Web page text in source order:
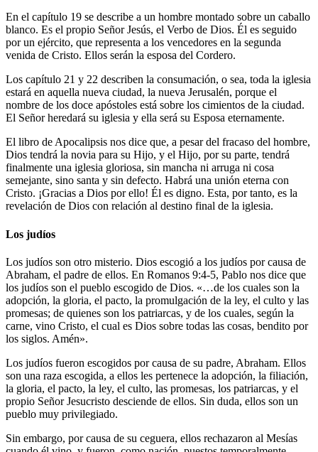
En el capítulo 19 se describe a un hombre montado sobre un caballo
blanco. Es el propio Señor Jesús, el Verbo de Dios. Él es seguido
por un ejército, que representa a los vencedores en la segunda
venida de Cristo. Ellos serán la esposa del Cordero.
Los capítulo 21 y 22 describen la consumación, o sea, toda la iglesia
estará en aquella nueva ciudad, la nueva Jerusalén, porque el
nombre de los doce apóstoles está sobre los cimientos de la ciudad.
El Señor heredará su iglesia y ella será su Esposa eternamente.
El libro de Apocalipsis nos dice que, a pesar del fracaso del hombre,
Dios tendrá la novia para su Hijo, y el Hijo, por su parte, tendrá
finalmente una iglesia gloriosa, sin mancha ni arruga ni cosa
semejante, sino santa y sin defecto. Habrá una unión eterna con
Cristo. ¡Gracias a Dios por ello! Él es digno. Esta, por tanto, es la
revelación de Dios con relación al destino final de la iglesia.
Los judíos
Los judíos son otro misterio. Dios escogió a los judíos por causa de
Abraham, el padre de ellos. En Romanos 9:4-5, Pablo nos dice que
los judíos son el pueblo escogido de Dios. «…de los cuales son la
adopción, la gloria, el pacto, la promulgación de la ley, el culto y las
promesas; de quienes son los patriarcas, y de los cuales, según la
carne, vino Cristo, el cual es Dios sobre todas las cosas, bendito por
los siglos. Amén».
Los judíos fueron escogidos por causa de su padre, Abraham. Ellos
son una raza escogida, a ellos les pertenece la adopción, la filiación,
la gloria, el pacto, la ley, el culto, las promesas, los patriarcas, y el
propio Señor Jesucristo desciende de ellos. Sin duda, ellos son un
pueblo muy privilegiado.
Sin embargo, por causa de su ceguera, ellos rechazaron al Mesías